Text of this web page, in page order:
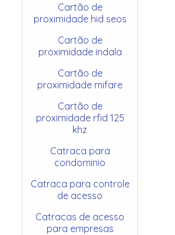
Cartão de
proximidade hid seos
Cartão de
proximidade indala
Cartão de
proximidade mifare
Cartão de
proximidade rfid 125
khz
Catraca para
condominio
Catraca para controle
de acesso
Catracas de acesso
para empresas